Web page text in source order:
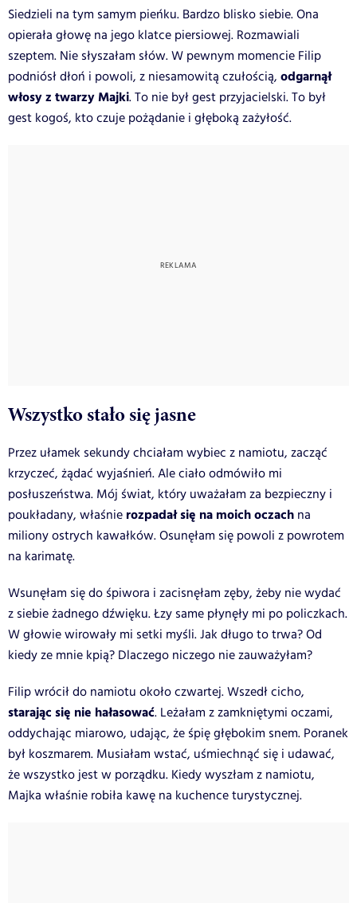
Siedzieli na tym samym pieńku. Bardzo blisko siebie. Ona
opierała głowę na jego klatce piersiowej. Rozmawiali
szeptem. Nie słyszałam słów. W pewnym momencie Filip
podniósł dłoń i powoli, z niesamowitą czułością, odgarnął
włosy z twarzy Majki. To nie był gest przyjacielski. To był
gest kogoś, kto czuje pożądanie i głęboką zażyłość.
Wszystko stało się jasne
Przez ułamek sekundy chciałam wybiec z namiotu, zacząć
krzyczeć, żądać wyjaśnień. Ale ciało odmówiło mi
posłuszeństwa. Mój świat, który uważałam za bezpieczny i
poukładany, właśnie rozpadał się na moich oczach na
miliony ostrych kawałków. Osunęłam się powoli z powrotem
na karimatę.
Wsunęłam się do śpiwora i zacisnęłam zęby, żeby nie wydać
z siebie żadnego dźwięku. Łzy same płynęły mi po policzkach.
W głowie wirowały mi setki myśli. Jak długo to trwa? Od
kiedy ze mnie kpią? Dlaczego niczego nie zauważyłam?
Filip wrócił do namiotu około czwartej. Wszedł cicho,
starając się nie hałasować. Leżałam z zamkniętymi oczami,
oddychając miarowo, udając, że śpię głębokim snem. Poranek
był koszmarem. Musiałam wstać, uśmiechnąć się i udawać,
że wszystko jest w porządku. Kiedy wyszłam z namiotu,
Majka właśnie robiła kawę na kuchence turystycznej.